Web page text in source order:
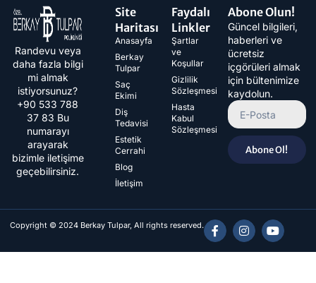
Randevu veya
daha fazla bilgi
mi almak
istiyorsunuz?
+90 533 788
37 83​ Bu
numarayı
arayarak
bizimle iletişime
geçebilirsiniz.
Site
Haritası
Anasayfa
Berkay
Tulpar
Saç
Ekimi
Diş
Tedavisi
Estetik
Cerrahi
Blog
İletişim
Faydalı
Linkler
Şartlar
ve
Koşullar
Gizlilik
Sözleşmesi
Hasta
Kabul
Sözleşmesi
Abone Olun!
Güncel bilgileri,
haberleri ve
ücretsiz
içgörüleri almak
için bültenimize
kaydolun.
Abone Ol!
Copyright © 2024 Berkay Tulpar, All rights reserved.